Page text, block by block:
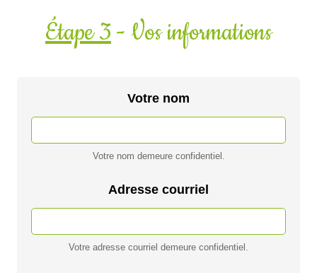
Étape 3- Vos informations
Votre nom
Votre nom demeure confidentiel.
Adresse courriel
Votre adresse courriel demeure confidentiel.